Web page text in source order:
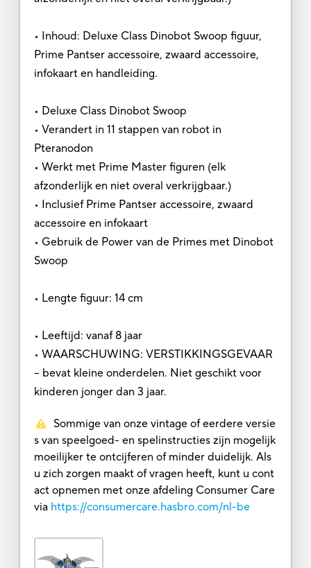
• Inhoud: Deluxe Class Dinobot Swoop figuur,
Prime Pantser accessoire, zwaard accessoire,
infokaart en handleiding.
• Deluxe Class Dinobot Swoop
• Verandert in 11 stappen van robot in
Pteranodon
• Werkt met Prime Master figuren (elk
afzonderlijk en niet overal verkrijgbaar.)
• Inclusief Prime Pantser accessoire, zwaard
accessoire en infokaart
• Gebruik de Power van de Primes met Dinobot
Swoop
• Lengte figuur: 14 cm
• Leeftijd: vanaf 8 jaar
• WAARSCHUWING: VERSTIKKINGSGEVAAR
– bevat kleine onderdelen. Niet geschikt voor
kinderen jonger dan 3 jaar.
Sommige van onze vintage of eerdere versie
s van speelgoed- en spelinstructies zijn mogelijk
moeilijker te ontcijferen of minder duidelijk. Als
u zich zorgen maakt of vragen heeft, kunt u cont
act opnemen met onze afdeling Consumer Care
via https://consumercare.hasbro.com/nl-be